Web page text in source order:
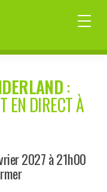
:
EN DIRECT À
2027 à 21h00